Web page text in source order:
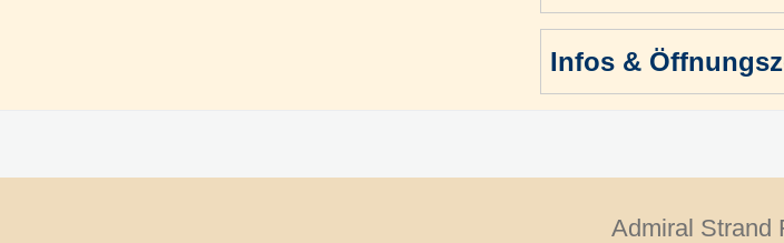
Infos &
Admiral Strand